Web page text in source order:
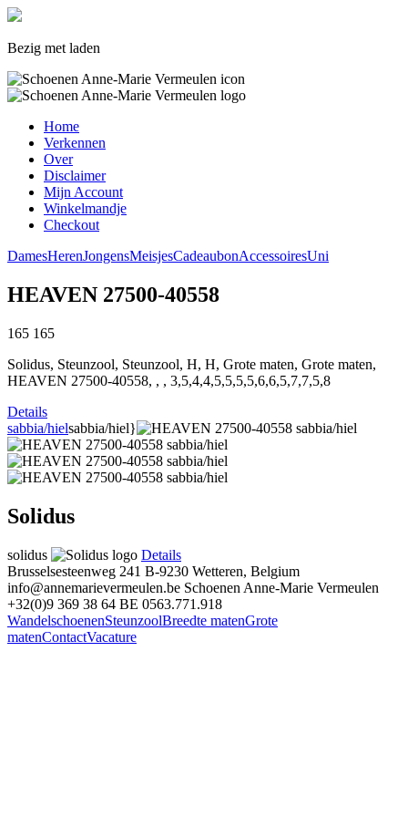
Bezig met laden
Home
Verkennen
Over
Disclaimer
Mijn Account
Winkelmandje
Checkout
DamesHerenJongensMeisjesCadeaubonAccessoiresUni
HEAVEN 27500-40558
165 165
Solidus, Steunzool, Steunzool, H, H, Grote maten, Grote maten,
HEAVEN 27500-40558, , , 3,5,4,4,5,5,5,5,6,6,5,7,7,5,8
Details
sabbia/hielsabbia/hiel}
Solidus
solidus
Details
Brusselsesteenweg 241 B-9230 Wetteren, Belgium
info@annemarievermeulen.be Schoenen Anne-Marie Vermeulen
+32(0)9 369 38 64 BE 0563.771.918
WandelschoenenSteunzoolBreedte matenGrote
matenContactVacature